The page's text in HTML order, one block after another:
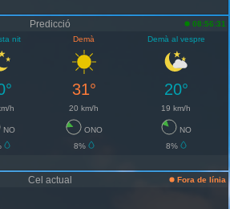
Predicció
08:56:31
nit Demà Demà al vespre
31° 20°
h 20 km/h 19 km/h
NO ONO
NO
8%
8%
Cel actual Fora de línia